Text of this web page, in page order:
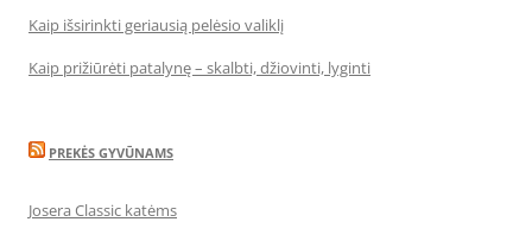
Kaip išsirinkti geriausią pelėsio valiklį
Kaip prižiūrėti patalynę – skalbti, džiovinti, lyginti
PREKĖS GYVŪNAMS
Josera Classic katėms